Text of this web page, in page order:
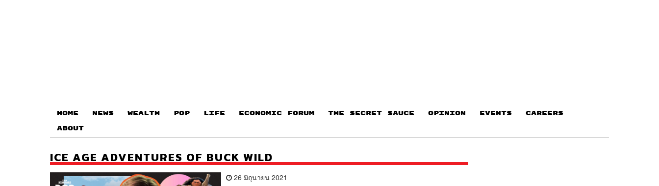
HOME NEWS WEALTH POP LIFE ECONOMIC FORUM THE SECRET SAUCE​ OPINION EVENTS CAREERS
ABOUT
ICE AGE ADVENTURES OF BUCK WILD
26 มิถุนายน 2021